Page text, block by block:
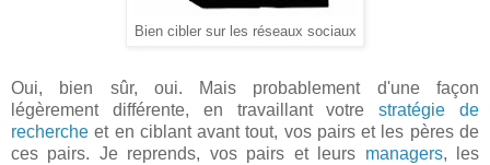
Bien cibler sur les réseaux sociaux
Oui, bien sûr, oui. Mais probablement d'une façon
légèrement différente, en travaillant votrestratégie de
recherche et en ciblant avant tout, vos pairs et les pères de
ces pairs. Je reprends, vos pairs et leurs managers, les